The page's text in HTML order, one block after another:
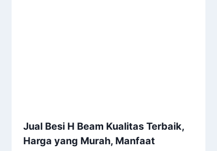
Jual Besi H Beam Kualitas Terbaik,
Harga yang Murah, Manfaat